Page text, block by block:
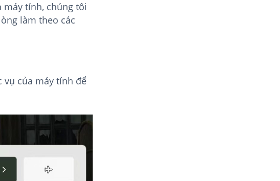
tính, chúng tôi
làm theo các
vụ của máy tính để